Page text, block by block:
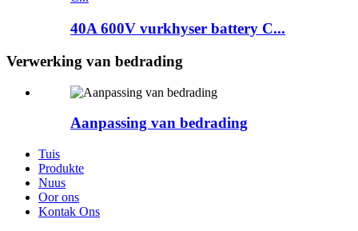
40A 600V vurkhyser battery C...
Verwerking van bedrading
Aanpassing van bedrading
Tuis
Produkte
Nuus
Oor ons
Kontak Ons